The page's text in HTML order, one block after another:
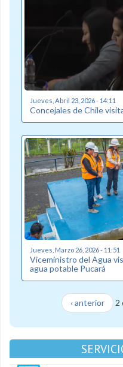
Jueves, Abril 23, 2026 - 14:11
Concejales de Chile
Jueves, Marzo 26, 2026 - 11:51
Viceministro del Agua
agua potable Pucará
‹ anterior 2